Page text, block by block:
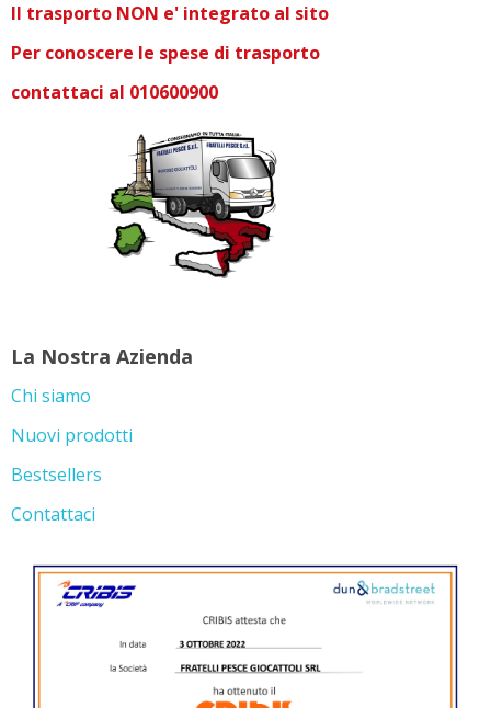
Il trasporto NON e' integrato al sito
Per conoscere le spese di trasporto
contattaci al 010600900
La Nostra Azienda
Chi siamo
Nuovi prodotti
Bestsellers
Contattaci